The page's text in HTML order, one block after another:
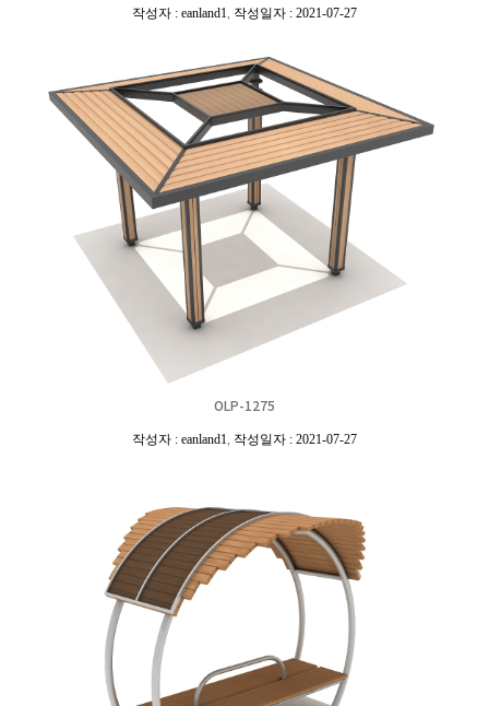
작성자 : eanland1, 작성일자 : 2021-07-27
OLP-1275
작성자 : eanland1, 작성일자 : 2021-07-27